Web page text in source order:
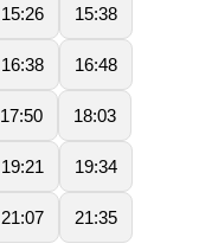
15:26 15:38
16:38 16:48
17:50 18:03
19:21 19:34
21:07 21:35